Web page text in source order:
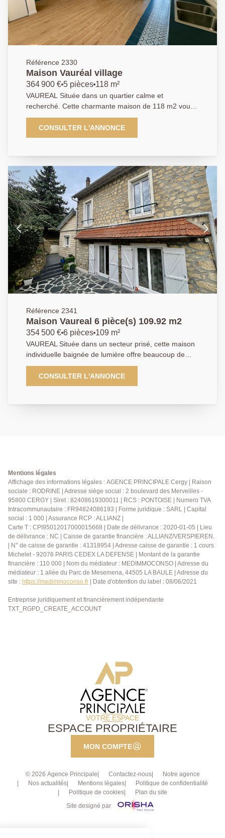
Référence 2330
Maison Vauréal village
364 900 € 5 pièces 118 m²
VAUREAL Située dans un quartier calme et
recherché. Cette charmante maison de 118 m2 vous
séduira par son charme de l'ancien, sa modernité
intérieure et sa luminosité. Elle dispose au rez-de-
chaussée d'une grande pièce de vie de plus 40m²
grandes chambres dont une avec cheminée et
dressing, une salle de bains et des wc indépendant.
Le deuxième étage se compose de deux grandes
chambres et une salle d'eau avec wc . Elle dispose
également d'une cave voutée de 37m² et de deux
places de parking dans la cour intérieur. Classe
énergétique : B. N'attendez plus pour une visite !
01.84.24.09.09
CONSULTER L'ANNONCE
Référence 2341
Maison Vaureal 6 pièce(s) 109.92 m2
354 500 € 6 pièces 109 m²
VAUREAL Située dans un secteur prisé, cette maison
individuelle baignée de lumière offre beaucoup de
cachet et de belles possibilités d'aménagements.
Implantée sur un terrain de plus de 450m² au calme
absolu. Elle se compose au rez-de-chaussée d'une
grandes chambres dont l'une dispose d'un placard
intégré et l'autre avec accès aux combles aménagés,
pouvant servir de chambre supplémentaire ou
d'espace de travail. Un garage avec terrasse au-
dessus complète ce bien, ainsi qu'une magnifique
cave voutée. Venez vite découvrir cette charmante
maison ancienne, parfaite pour une famille. Classe
énergétique : E. 01 84 24 09 09
CONSULTER L'ANNONCE
Mentions légales
Affichage des informations légales : AGENCE PRINCIPALE Cergy | Raison
sociale : RODRINE | Adresse siège social : 2 boulevard des Merveilles -
95800 CERGY | Siret : 82408619300011 | RCS : PONTOISE | Numero TVA
Intracommunautaire : FR94824086193 | Forme juridique : SARL | Capital
social : 1 000 | Assurance RCP : ALLIANZ |
Carte T : CPI95012017000015668 | Date de délivrance : 2020-01-05 | Lieu
de délivrance : NC | Caisse de garantie financière : ALLIANZ/VERSPIEREN.
| N° de caisse de garantie : 41318954 | Adresse caisse de garantie : 1 cours
Michelet - 92076 PARIS CEDEX LA DEFENSE | Montant de la garantie
financière : 110 000 | Nom du médiateur : MEDIMMOCONSO | Adresse du
médiateur : 1 allée du Parc de Mesemena, 44505 LA BAULE | Adresse du
site : https://medimmoconso.fr | Date d'obtention du label : 08/06/2021
Entreprise juridiquement et financièrement indépendante
TXT_RGPD_CREATE_ACCOUNT
VOTRE ESPACE
ESPACE PROPRIÉTAIRE
MON COMPTE
© 2026 Agence Principale Contactez-nous
Notre agence
Nos actualités
Mentions légales
Politique de confidentialité
Politique de cookies
Plan du site
Site designé par